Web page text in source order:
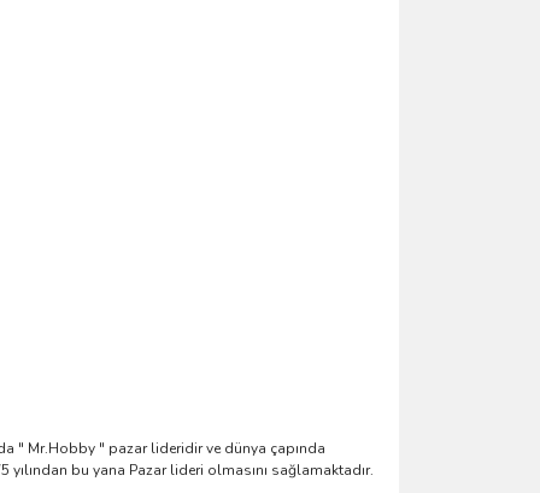
" Mr.Hobby " pazar lideridir ve dünya çapında
bu yana Pazar lideri olmasını sağlamaktadır.